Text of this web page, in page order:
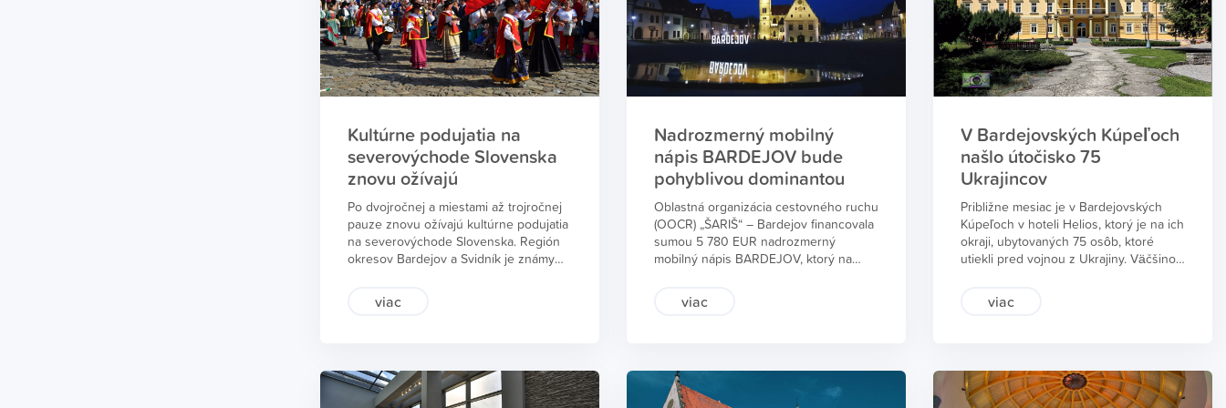
o tom ekonomicko-obchodná riaditeľka
Bardejovských kúpeľov, a.s., Tamara
Šatanková.
protipandemickými opatreniami.
Informuje o tom ekonomicko-obchodná
riaditeľka Bardejovských Kúpeľov, a.s.,
Tamara Šatanková.
Kultúrne podujatia na
severovýchode Slovenska
znovu ožívajú
Po dvojročnej a miestami až trojročnej
pauze znovu ožívajú kultúrne podujatia
na severovýchode Slovenska. Región
okresov Bardejov a Svidník je známy
kultúry, či až do stredoveku siahajúcej
tradície Bardejovského jarmoku. Okrem
o tom riaditeľ Oblastnej organizácie
cestovného ruchu (OOCR) „ŠARIŠ“ –
viac
Nadrozmerný mobilný
nápis BARDEJOV bude
pohyblivou dominantou
Oblastná organizácia cestovného ruchu
(OOCR) „ŠARIŠ“ – Bardejov financovala
sumou 5 780 EUR nadrozmerný
mobilný nápis BARDEJOV, ktorý na
Radničnom námestí v Bardejove. Nápis
je vysoký 2,185 m, výška jednotlivých
nadrozmerný nadpis SVIDNÍK. Výhodou
nápisu BARDEJOV je, že sa dá a aj sa
viac
V Bardejovských Kúpeľoch
našlo útočisko 75
Ukrajincov
Približne mesiac je v Bardejovských
Kúpeľoch v hoteli Helios, ktorý je na ich
okraji, ubytovaných 75 osôb, ktoré
utiekli pred vojnou z Ukrajiny. Väčšinou
a spolupracovníkov Bardejovských
Kúpeľov, a.s. aj s ich rodinnými
Bardejovských Kúpeľov a.s. Tamara
Šatanková.
viac